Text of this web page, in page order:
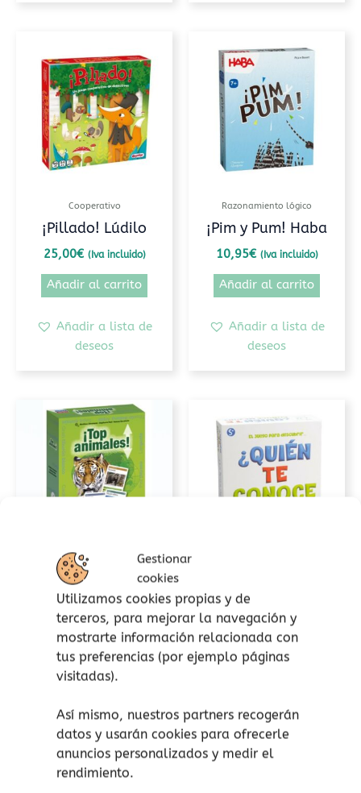
Gestionar
cookies
Utilizamos cookies propias y de
terceros, para mejorar la navegación y
mostrarte información relacionada con
tus preferencias (por ejemplo páginas
visitadas).
Así mismo, nuestros partners recogerán
datos y usarán cookies para ofrecerle
anuncios personalizados y medir el
rendimiento.
Cooperativo
¡Pillado! Lúdilo
25,00€ (Iva incluido)
Añadir al carrito
Añadir a lista de
deseos
Razonamiento lógico
¡Pim y Pum! Haba
10,95€ (Iva incluido)
Añadir al carrito
Añadir a lista de
deseos
Estrategia
¡Top Animales!
Falomir
15,00 €
Añadir al carrito
Añadir a lista de
deseos
¿Quién te conoce
mejor? Lúdilo
22,00€
Añadir a lista de
deseos